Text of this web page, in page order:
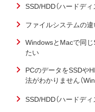
SSD/HDD（ハードディ
ファイルシステムの違
WindowsとMacで同じ
たい
PCのデータをSSDや
法がわかりません（
SSD/HDD（ハードディ